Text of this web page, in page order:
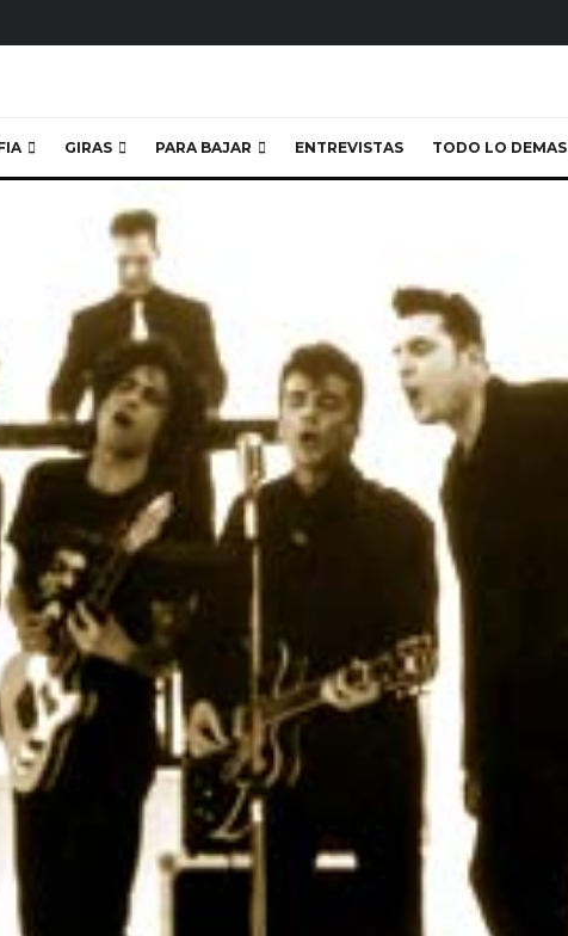
GIRAS PARA BAJAR ENTREVISTAS TODO LO DEMAS